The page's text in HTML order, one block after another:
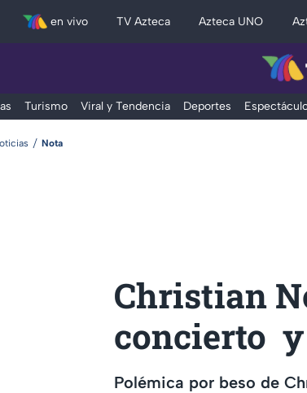
en vivo TV Azteca Azteca UNO
Turismo Viral y Tendencia Deportes
Nota
Christian
concierto
Polémica por beso de